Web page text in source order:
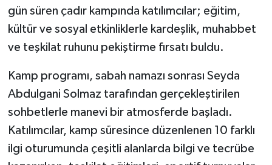
gün süren çadır kampında katılımcılar; eğitim,
kültür ve sosyal etkinliklerle kardeşlik, muhabbet
ve teşkilat ruhunu pekiştirme fırsatı buldu.
Kamp programı, sabah namazı sonrası Seyda
Abdulgani Solmaz tarafından gerçekleştirilen
sohbetlerle manevi bir atmosferde başladı.
Katılımcılar, kamp süresince düzenlenen 10 farklı
ilgi oturumunda çeşitli alanlarda bilgi ve tecrübe